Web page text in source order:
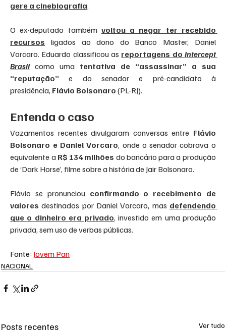
gere a cinebiografia.
O ex-deputado também voltou a negar ter recebido
recursos ligados ao dono do Banco Master, Daniel
Vorcaro. Eduardo classificou as reportagens do Intercept
Brasil como uma tentativa de “assassinar” a sua
“reputação” e do senador e pré-candidato à
presidência, Flávio Bolsonaro (PL-RJ).
Entenda o caso
Vazamentos recentes divulgaram conversas entre Flávio
Bolsonaro e Daniel Vorcaro, onde o senador cobrava o
equivalente a R$ 134 milhões do bancário para a produção
de ‘Dark Horse’, filme sobre a história de Jair Bolsonaro.
Flávio se pronunciou confirmando o recebimento de
valores destinados por Daniel Vorcaro, mas defendendo
que o dinheiro era privado, investido em uma produção
privada, sem uso de verbas públicas.
Fonte: Jovem Pan
NACIONAL
Posts recentes Ver tudo